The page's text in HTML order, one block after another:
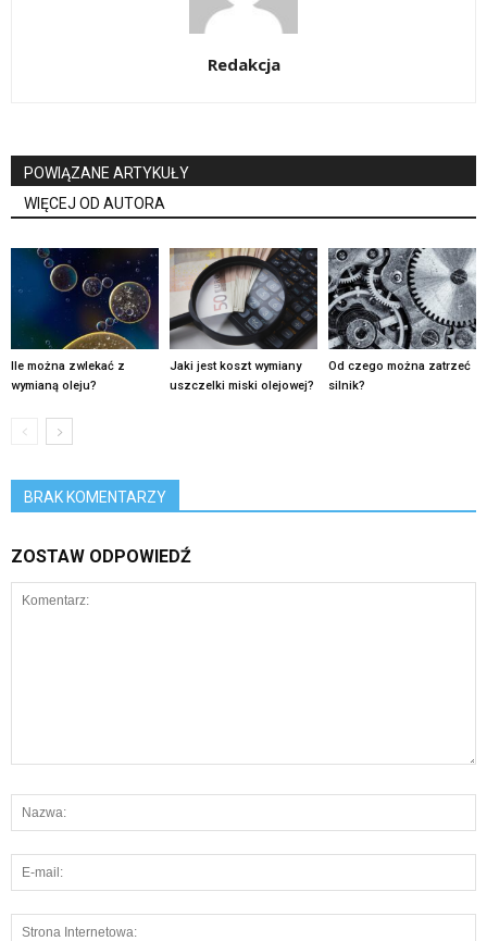
Redakcja
POWIĄZANE ARTYKUŁY
WIĘCEJ OD AUTORA
Ile można zwlekać z
wymianą oleju?
Jaki jest koszt wymiany
uszczelki miski olejowej?
Od czego można zatrzeć
silnik?
BRAK KOMENTARZY
ZOSTAW ODPOWIEDŹ